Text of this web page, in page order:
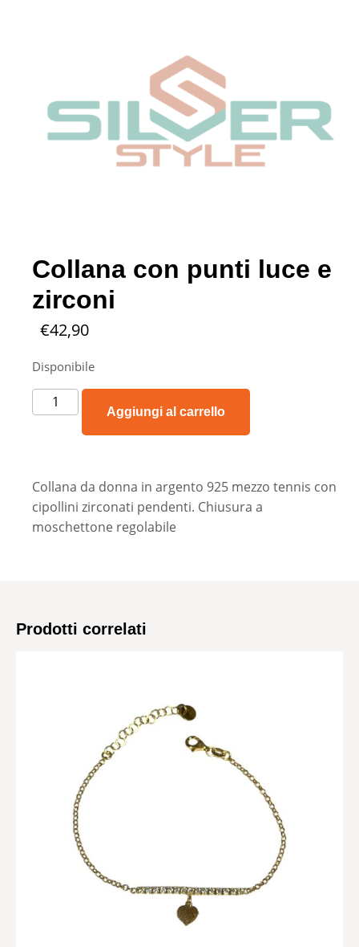
Collana con punti luce e
zirconi
€42,90
Disponibile
Aggiungi al carrello
Collana da donna in argento 925 mezzo tennis con
cipollini zirconati pendenti. Chiusura a
moschettone regolabile
Prodotti correlati